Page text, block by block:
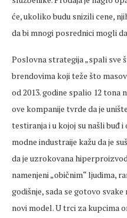
će, ukoliko budu snizili cene,
da bi mnogi posrednici mogli
Poslovna strategija „spali sve
brendovima koji teže što
od 2013. godine spalio 12 tona
ove kompanije tvrde da je
testiranja i u kojoj su našli buđ
modne industraije kažu da je
da je uzrokovana
namenjeni „običnim“ ljudima,
godišnje, sada se gotovo
novi model. U trci za kupcima